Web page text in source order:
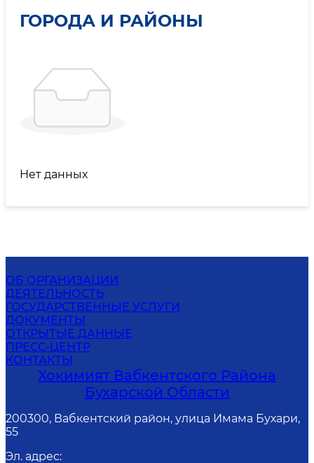
ГОРОДА И РАЙОНЫ
Нет данных
ОБ ОРГАНИЗАЦИИ
ДЕЯТЕЛЬНОСТЬ
ГОСУДАРСТВЕННЫЕ УСЛУГИ
ДОКУМЕНТЫ
ОТКРЫТЫЕ ДАННЫЕ
ПРЕСС-ЦЕНТР
КОНТАКТЫ
Хокимият Вабкентского Района
Бухарской Области
200300, Вабкентский район, улица Имама Бухари,
55
Эл. адрес: